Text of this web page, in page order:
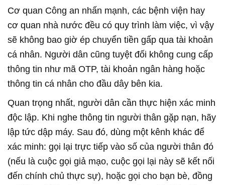
Cơ quan Công an nhấn mạnh, các bệnh viện hay
cơ quan nhà nước đều có quy trình làm việc, vì vậy
sẽ không bao giờ ép chuyển tiền gấp qua tài khoản
cá nhân. Người dân cũng tuyệt đối không cung cấp
thông tin như mã OTP, tài khoản ngân hàng hoặc
thông tin cá nhân cho đầu dây bên kia.
Quan trọng nhất, người dân cần thực hiện xác minh
độc lập. Khi nghe thông tin người thân gặp nạn, hãy
lập tức dập máy. Sau đó, dùng một kênh khác để
xác minh: gọi lại trực tiếp vào số của người thân đó
(nếu là cuộc gọi giả mạo, cuộc gọi lại này sẽ kết nối
đến chính chủ thực sự), hoặc gọi cho bạn bè, đồng